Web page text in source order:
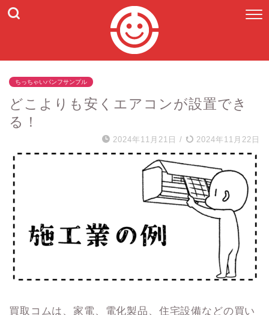
ちっちゃいパンフサンプル
どこよりも安くエアコンが設置でき
る！
2024年11月21日 / 2024年11月22日
買取コムは、家電、電化製品、住宅設備などの買い